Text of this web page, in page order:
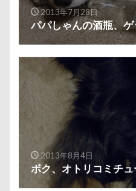
2013年7月28日
パパしゃんの酒瓶、
2013年8月4日
ボク、オトリコミチ
胡桃ちゃん
葵央（あ
蘭ちゃん
藤田りか子
蕎麦屋
蕎麦 蓼
葛飾区
萌華ちゃん
草津国際スキー場
胸の飾り毛
粉ミルク
米袋
節分
筑西市 等
笑顔
立山連峰